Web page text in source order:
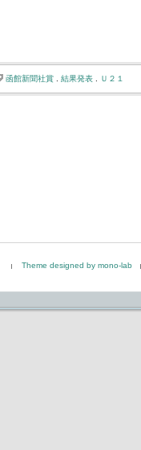
函館新聞社賞 結果発表 Ｕ２１
Theme designed by mono-lab